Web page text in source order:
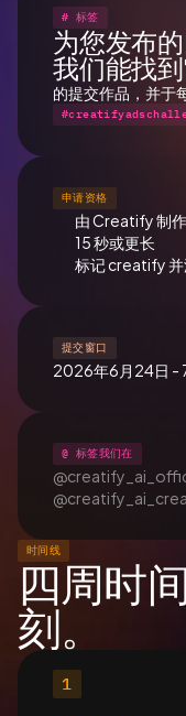
# 标签
为您发布
我们能找到
的提交作品，并于
申请资格
由 Creatify 制作
15 秒或更长
标记 creatify
提交窗口
2026年6月24日 -
@ 标签我们在
时间线
四周时间
刻。
1